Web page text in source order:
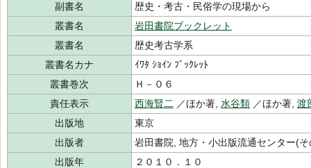
副書名
歴史・考古・民俗学の現場から
叢書名
岩田書院ブックレット
叢書名
歴史考古学系
叢書名カナ
ｲﾜﾀ ｼｮｲﾝ ﾌﾞｯｸﾚｯﾄ
叢書巻次
Ｈ－０６
責任表示
西海賢二 ／ほか著, 水谷類 ／ほか著, 渡
出版地
東京
出版者
岩田書院, 地方・小出版流通センター(
出版年
２０１０．１０